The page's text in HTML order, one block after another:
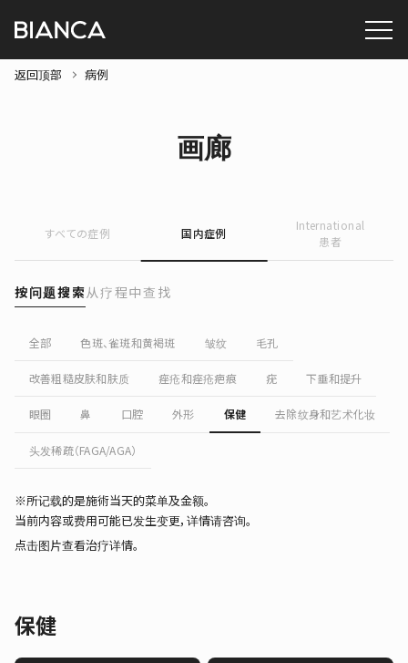
返回顶部 病例
画廊
すべての症例 国内症例
International
患者
按问题搜索从疗程中查找
全部 色斑、雀斑和黄褐斑 皱纹 毛孔
改善粗糙皮肤和肤质 痤疮和痤疮疤痕 疣 下垂和提升
眼圈 鼻 口腔 外形 保健 去除纹身和艺术化妆
头发稀疏（FAGA/AGA）
※所记载的是施術当天的菜单及金额。
当前内容或费用可能已发生变更，详情请咨询。
点击图片查看治疗详情。
保健